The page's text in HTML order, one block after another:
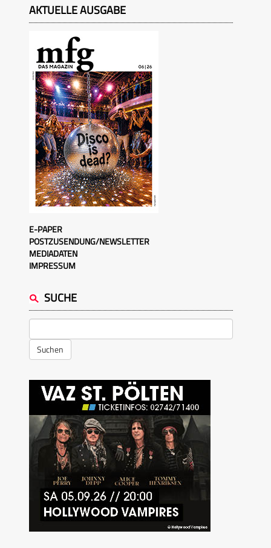
AKTUELLE AUSGABE
E-PAPER
POSTZUSENDUNG/NEWSLETTER
MEDIADATEN
IMPRESSUM
SUCHE
Suchen